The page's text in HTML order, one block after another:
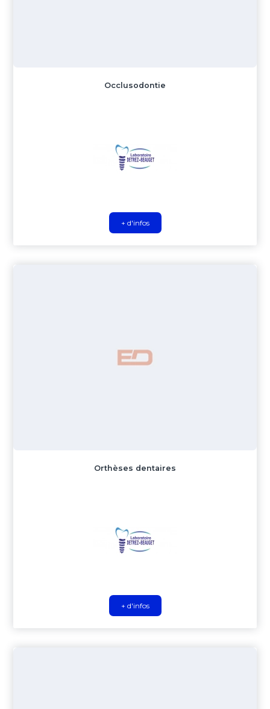
Occlusodontie
+ d'infos
Orthèses dentaires
+ d'infos